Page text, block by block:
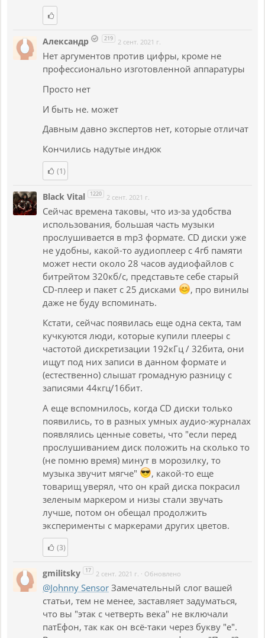
Александр 219 2 сент. 2021 г.
Нет аргументов против цифры, кроме не
профессионально изготовленной аппаратуры
Просто нет
И быть не. может
Давным давно экспертов нет, которые отличат
Кончились надутые индюк
(1)
Black Vital 1220 2 сент. 2021 г.
Сейчас времена таковы, что из-за удобства
использования, большая часть музыки
прослушивается в mp3 формате. CD диски уже
не удобны, какой-то аудиоплеер с 4гб памяти
может нести около 28 часов аудиофайлов с
битрейтом 320кб/с, представьте себе старый
CD-плеер и пакет с 25 дисками
, про винилы
даже не буду вспоминать.
Кстати, сейчас появилась еще одна секта, там
кучкуются люди, которые купили плееры с
частотой дискретизации 192кГц / 32бита, они
ищут под них записи в данном формате и
(естественно) слышат громадную разницу с
записями 44кгц/16бит.
А еще вспомнилось, когда CD диски только
появились, то в разных умных аудио-журналах
появлялись ценные советы, что "если перед
прослушиванием диск положить на сколько то
(не помню время) минут в морозилку, то
музыка звучит мягче"
, какой-то еще
товарищ уверял, что он край диска покрасил
зеленым маркером и низы стали звучать
лучше, потом он обещал продолжить
эксперименты с маркерами других цветов.
(3)
gmilitsky 17 2 сент. 2021 г. · Обновлено
@Johnny Sensor Замечательный слог вашей
статьи, тем не менее, заставляет задуматься,
что вы "этак с четверть века" не включали
патЕфон, так как он всё-таки через букву "е".